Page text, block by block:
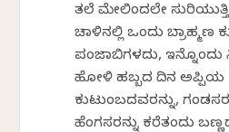
ತಲೆ ಮೇಲಿಂದಲೇ
ಚಾಳಿನಲ್ಲಿ ಒಂದು ಬ್ರಾಹ್ಮಣ
ಪಂಜಾಬಿಗಳದು, ಇನ್ನೊಂದು
ಹೋಳಿ ಹಬ್ಬದ ದಿನ ಅಪ್ಪಿಯ
ಕುಟುಂಬದವರನ್ನು,
ಹೆಂಗಸರನ್ನು ಕರೆತಂದು